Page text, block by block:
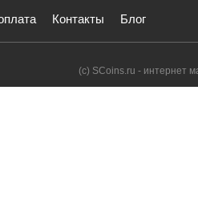
Контакты Блог
(с) SCoins.ru - интернет